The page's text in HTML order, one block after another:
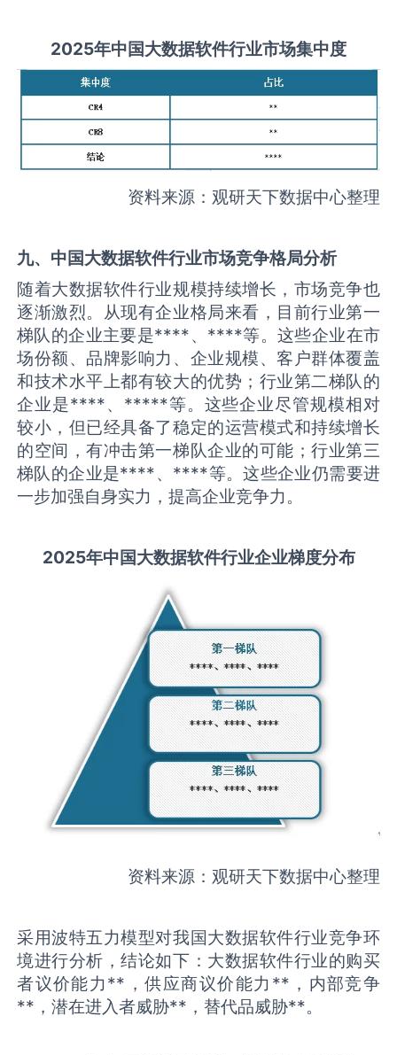
2025年中国大数据软件行业市场集中度
资料来源：观研天下数据中心整理
九、中国大数据软件行业市场竞争格局分析
随着大数据软件行业规模持续增长，市场竞争也
逐渐激烈。从现有企业格局来看，目前行业第一
梯队的企业主要是****、****等。这些企业在市
场份额、品牌影响力、企业规模、客户群体覆盖
和技术水平上都有较大的优势；行业第二梯队的
企业是****、*****等。这些企业尽管规模相对
较小，但已经具备了稳定的运营模式和持续增长
的空间，有冲击第一梯队企业的可能；行业第三
梯队的企业是****、****等。这些企业仍需要进
一步加强自身实力，提高企业竞争力。
2025年中国大数据软件行业企业梯度分布
资料来源：观研天下数据中心整理
采用波特五力模型对我国大数据软件行业竞争环
境进行分析，结论如下：大数据软件行业的购买
者议价能力**，供应商议价能力**，内部竞争
**，潜在进入者威胁**，替代品威胁**。